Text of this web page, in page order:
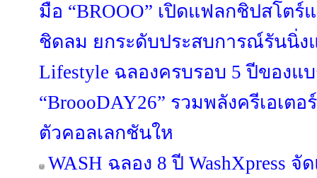
มือ “BROOO” เปิดแฟลกชิปสโต
ชิดลม ยกระดับประสบการณ์รันนิ่ง
Lifestyle ฉลองครบรอบ 5 ปีของแ
“BroooDAY26” รวมพลังครีเอเต
ตัวคอลเลกชันให
WASH ฉลอง 8 ปี WashXpress